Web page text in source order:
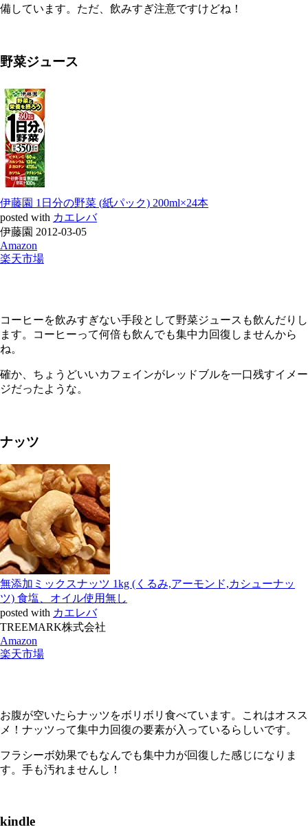
備しています。ただ、飲みすぎ注意ですけどね！
野菜ジュース
伊藤園 1日分の野菜 (紙パック) 200ml×24本
posted with カエレバ
伊藤園 2012-03-05
Amazon
楽天市場
コーヒーを飲みすぎない手段として野菜ジュースも飲んだりし
ます。コーヒーって何倍も飲んでも集中力回復しませんから
ね。
確か、ちょうどいいカフェインがレッドブルを一口残すイメー
ジだったような。
ナッツ
無添加ミックスナッツ 1kg (くるみ,アーモンド,カシューナッ
ツ) 食塩、オイル使用無し
posted with カエレバ
TREEMARK株式会社
Amazon
楽天市場
お腹が空いたらナッツをボリボリ食べています。これはオスス
メ！ナッツって集中力回復の要素が入っているらしいです。
フラシーボ効果でもなんでも集中力が回復した感じになりま
す。手も汚れませんし！
kindle